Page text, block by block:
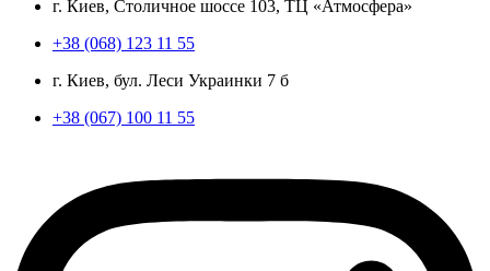
г. Киев, Столичное шоссе 103, ТЦ «Атмосфера»
+38 (068) 123 11 55
г. Киев, бул. Леси Украинки 7 б
+38 (067) 100 11 55